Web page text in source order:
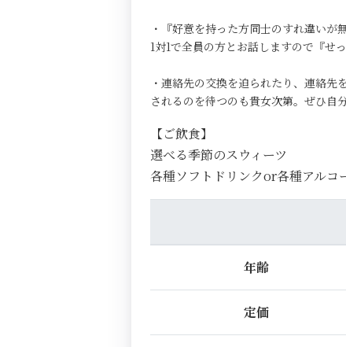
・『好意を持った方同士のすれ違いが
1対1で全員の方とお話しますので『せ
・連絡先の交換を迫られたり、連絡
されるのを待つのも貴女次第。ぜひ自
【ご飲食】
選べる季節のスウィーツ
各種ソフトドリンクor各種アルコ
年齢
定価